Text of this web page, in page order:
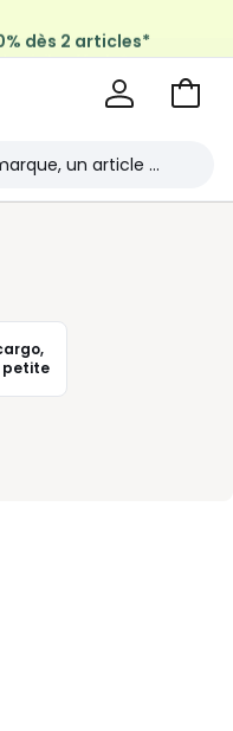
dès 2 articles*
offerte*
Aller
petite